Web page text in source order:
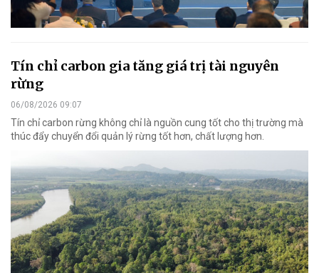
Tín chỉ carbon gia tăng giá trị tài nguyên
rừng
06/08/2026 09:07
Tín chỉ carbon rừng không chỉ là nguồn cung tốt cho thị trường mà
thúc đẩy chuyển đổi quản lý rừng tốt hơn, chất lượng hơn.